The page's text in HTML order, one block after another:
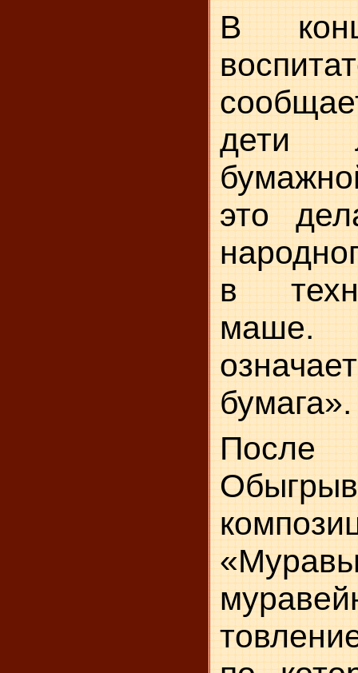
В
дети
это
в
маше.
бумага».